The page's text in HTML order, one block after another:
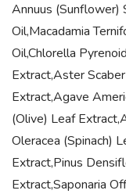
Annuus (Sunflower)
Oil,Macadamia
Oil,Chlorella
Extract,Aster
Extract,Agave
(Olive) Leaf
Oleracea (Spinach)
Extract,Pinus
Extract,Saponaria